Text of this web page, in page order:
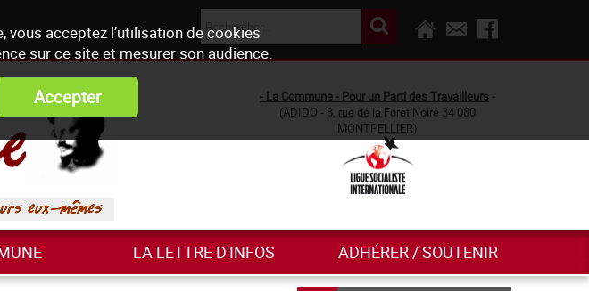
vous acceptez l’utilisation de cookies
sur ce site et mesurer son audience.
Accepter - La Commune - Pour un Parti des Travailleurs -
(ADIDO - 8, rue de la Forêt Noire 34 080
MONTPELLIER)
LA LETTRE D'INFOS ADHÉRER / SOUTENIR